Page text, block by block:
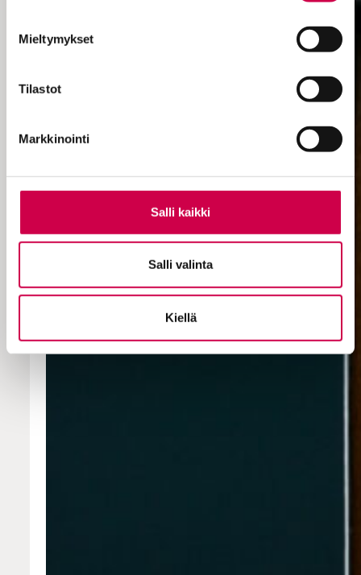
Mieltymykset
Tilastot
Markkinointi
Salli kaikki
Salli valinta
Kiellä